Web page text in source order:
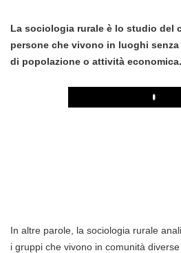
La sociologia rurale è lo studio del
persone che vivono in luoghi
di popolazione o attività economica.
Play
In altre parole, la sociologia rurale
i gruppi che vivono in comunità